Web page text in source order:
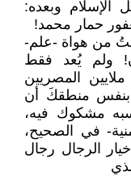
وبعده:
حمار محمد!
لستُ من هواة -علم-
ولم يُعد فقط
المصريين
بنفس منطقكَ أن
مشكوك فيه،
في الصحيح،
الرجال رجال